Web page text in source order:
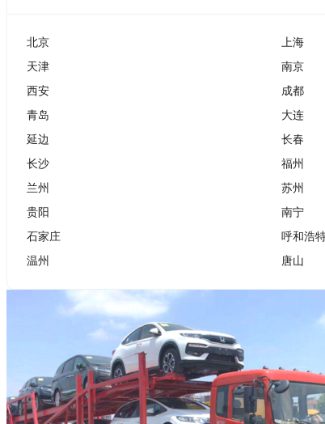
北京 上海
天津
南京
西安
成都
青岛
大连
延边
长春
长沙
福州
兰州
苏州
贵阳
南宁
石家庄
呼和浩
温州
唐山